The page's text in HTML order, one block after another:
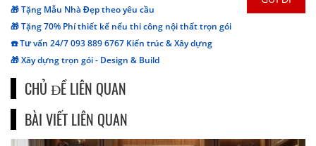
🎁 Tặng Mẫu Nhà Đẹp theo yêu cầu
🎁 Tặng 70% Phí thiết kế nếu thi công nội thất trọn gói
☎️ Tư vấn 24/7 093 889 6767 Kiến trúc & Xây dựng
🎁 Xây dựng trọn gói - Design & Build
CHỦ ĐỀ LIÊN QUAN
BÀI VIẾT LIÊN QUAN